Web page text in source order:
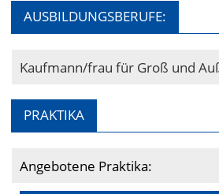
AUSBILDUNGSBERUFE:
Kaufmann/frau für Groß und
PRAKTIKA
Angebotene Praktika: